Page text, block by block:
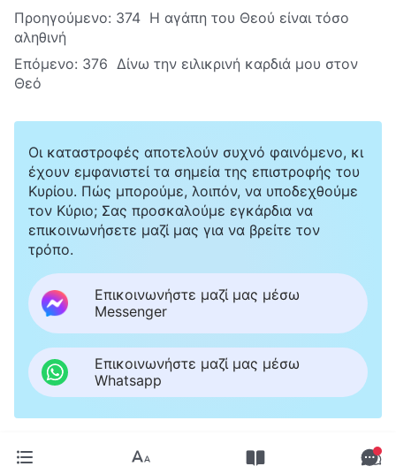
Προηγούμενο: 374 Η αγάπη του Θεού είναι τόσο
αληθινή
Επόμενο: 376 Δίνω την ειλικρινή καρδιά μου στον
Θεό
Οι καταστροφές αποτελούν συχνό φαινόμενο, κι
έχουν εμφανιστεί τα σημεία της επιστροφής του
Κυρίου. Πώς μπορούμε, λοιπόν, να υποδεχθούμε
τον Κύριο; Σας προσκαλούμε εγκάρδια να
επικοινωνήσετε μαζί μας για να βρείτε τον
τρόπο.
Επικοινωνήστε μαζί μας μέσω
Messenger
Επικοινωνήστε μαζί μας μέσω
Whatsapp